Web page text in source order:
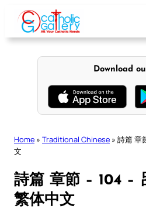
content
Download
Home » Traditional Chinese » 詩篇 章
文
詩篇 章節 – 104 –
繁体中文